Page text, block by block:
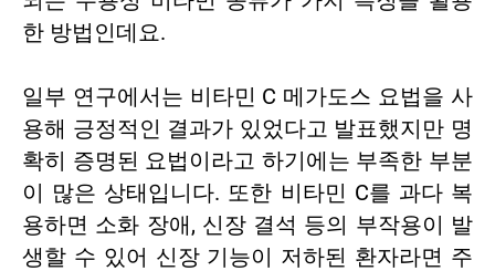
한 방법인데요.
일부 연구에서는 비타민 C 메가도스 요법을 사
용해 긍정적인 결과가 있었다고 발표했지만 명
확히 증명된 요법이라고 하기에는 부족한 부분
이 많은 상태입니다. 또한 비타민 C를 과다 복
용하면 소화 장애, 신장 결석 등의 부작용이 발
생할 수 있어 신장 기능이 저하된 환자라면 주